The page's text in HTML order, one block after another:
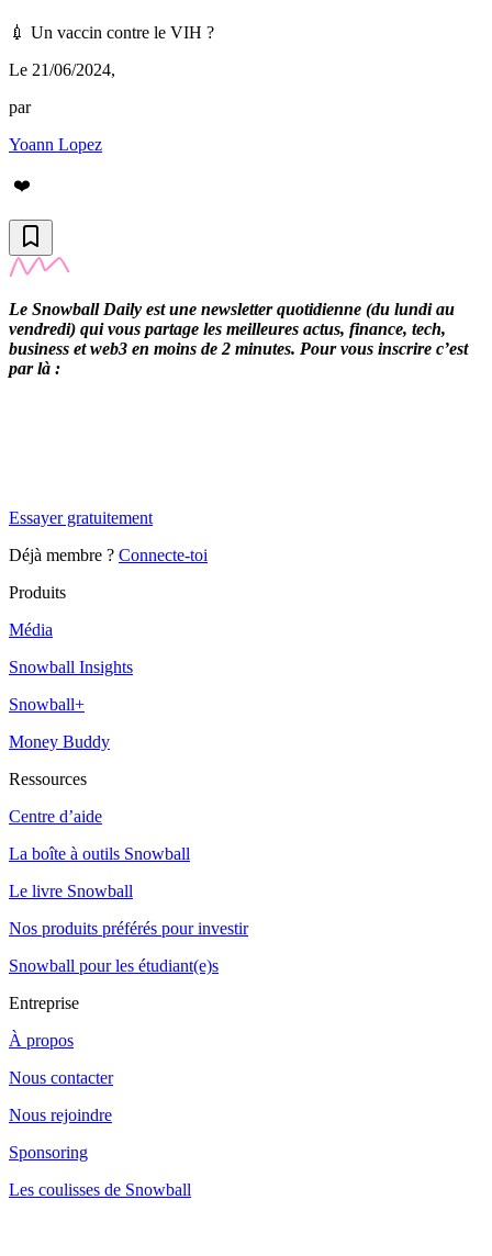
💉 Un vaccin contre le VIH ?
Le 21/06/2024,
par
Yoann Lopez
❤️
Le Snowball Daily est une newsletter quotidienne (du lundi au
vendredi) qui vous partage les meilleures actus, finance, tech,
business et web3 en moins de 2 minutes. Pour vous inscrire c’est
par là :
Essayer gratuitement
Déjà membre ? Connecte-toi
Produits
Média
Snowball Insights
Snowball+
Money Buddy
Ressources
Centre d’aide
La boîte à outils Snowball
Le livre Snowball
Nos produits préférés pour investir
Snowball pour les étudiant(e)s
Entreprise
À propos
Nous contacter
Nous rejoindre
Sponsoring
Les coulisses de Snowball